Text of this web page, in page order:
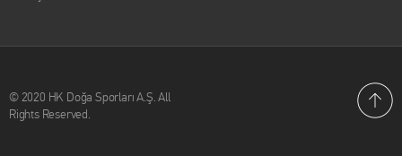
© 2020 HK Doğa Sporları A.Ş. All
Rights Reserved.